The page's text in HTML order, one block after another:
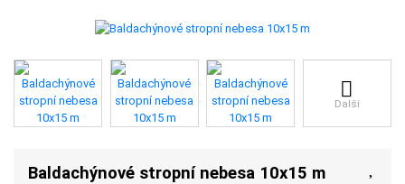
Další
Baldachýnové stropní nebesa 10x15 m